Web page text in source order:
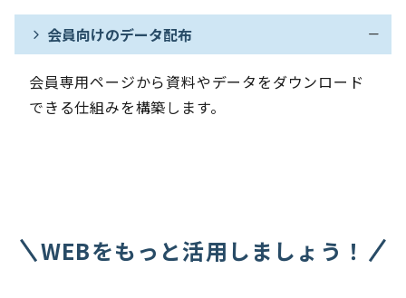
会員向けのデータ配布
会員専用ページから資料やデータをダウンロード
できる仕組みを構築します。
WEBをもっと活用しましょう！